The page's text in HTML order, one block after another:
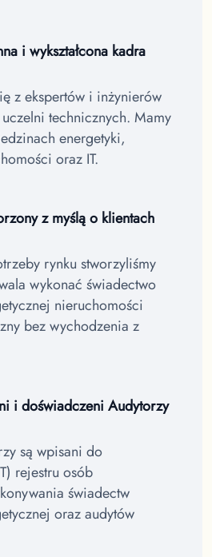
i wykształcona kadra
z ekspertów i inżynierów
technicznych. Mamy
energetyki,
oraz IT.
z myślą o klientach
rynku stworzyliśmy
wykonać świadectwo
nieruchomości
bez wychodzenia z
i doświadczeni Audytorzy
są wpisani do
rejestru osób
świadectw
oraz audytów